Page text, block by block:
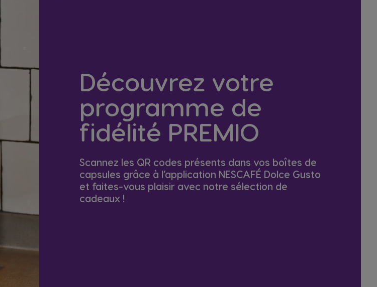
Découvrez votre
programme de
fidélité PREMIO
Scannez les QR codes présents dans vos boîtes de
capsules grâce à l’application NESCAFÉ Dolce Gusto
et faites-vous plaisir avec notre sélection de
cadeaux !